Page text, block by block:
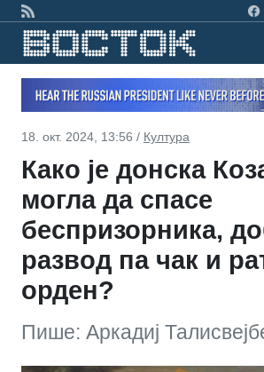
18. окт. 2024, 13:56 / Култура
Како је донска
могла да спасе
беспризорника,
развод па чак и
орден?
Пише: Аркадиј